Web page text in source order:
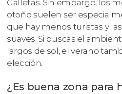
Galletas. Sin embargo, los
otoño suelen ser
que hay menos turistas y
suaves. Si buscas el
largos de sol, el verano
elección.
¿Es buena zona para